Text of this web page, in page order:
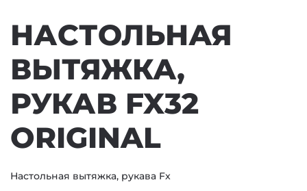
НАСТОЛЬНАЯ
ВЫТЯЖКА,
РУКАВ FX32
ORIGINAL
Настольная вытяжка, рукава Fx